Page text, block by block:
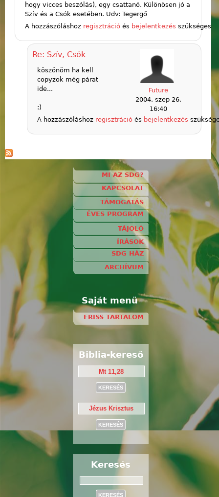
hogy vicces beszólás), egy csattanó. Különösen jó a
Szív és a Csók esetében. Üdv: Tegergő
A hozzászóláshoz regisztráció és bejelentkezés szükséges
Future
2004. szep 26.
16:40
Re: Szív, Csók
köszönöm ha kell
copyzok még párat
ide...
:)
A hozzászóláshoz regisztráció és bejelentkezés
MI AZ SDG?
KAPCSOLAT
TÁMOGATÁS
ÉVES PROGRAM
TÁJOLÓ
ÍRÁSOK
SDG HÁZ
ARCHÍVUM
Saját menü
FRISS TARTALOM
Biblia-kereső
Keresés